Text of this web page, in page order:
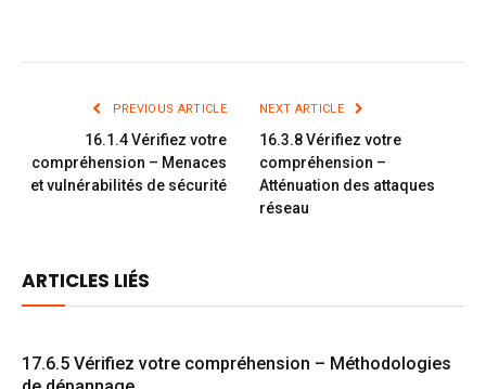
PREVIOUS ARTICLE
16.1.4 Vérifiez votre
compréhension – Menaces
et vulnérabilités de sécurité
NEXT ARTICLE
16.3.8 Vérifiez votre
compréhension –
Atténuation des attaques
réseau
ARTICLES LIÉS
17.6.5 Vérifiez votre compréhension – Méthodologies